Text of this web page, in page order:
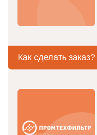
Как сделать заказ?